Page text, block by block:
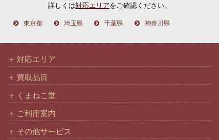
詳しくは対応エリアをご確認ください。
東京都 埼玉県 千葉県 神奈川県
対応エリア
買取品目
くまねこ堂
ご利用案内
その他サービス